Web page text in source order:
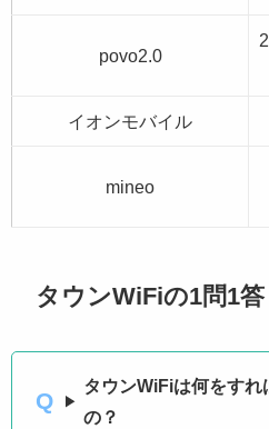
povo2.0
イオンモバイル
mineo
タウンWiFiの1問1答
タウンWiFiは何をすれ
の？